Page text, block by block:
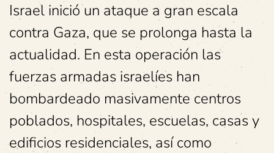
Israel inició un ataque a gran escala
contra Gaza, que se prolonga hasta la
actualidad. En esta operación las
fuerzas armadas israelíes han
bombardeado masivamente centros
poblados, hospitales, escuelas, casas y
edificios residenciales, así como